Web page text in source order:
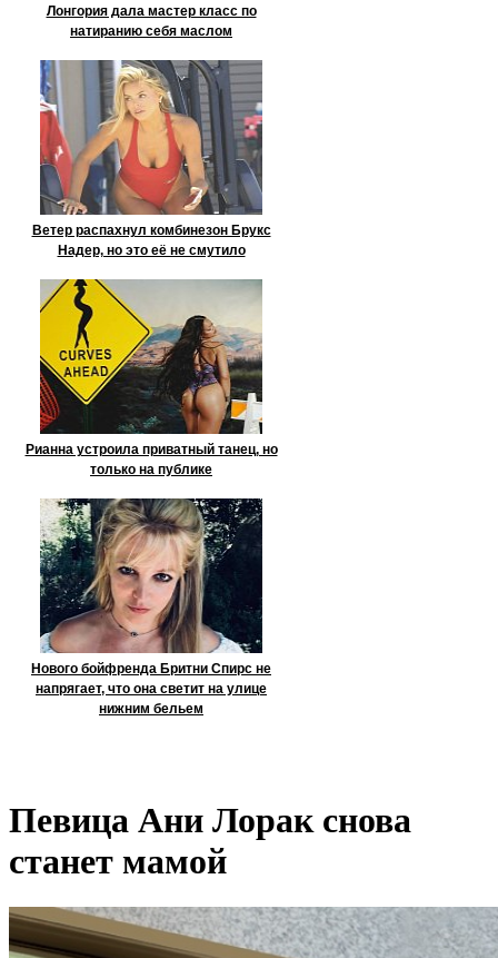
Лонгория дала мастер класс по
натиранию себя маслом
Ветер распахнул комбинезон Брукс
Надер, но это её не смутило
Рианна устроила приватный танец, но
только на публике
Нового бойфренда Бритни Спирс не
напрягает, что она светит на улице
нижним бельем
Певица Ани Лорак снова
станет мамой